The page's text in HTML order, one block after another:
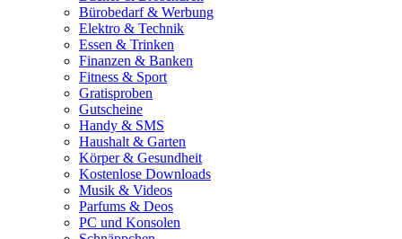
Bürobedarf & Werbung
Elektro & Technik
Essen & Trinken
Finanzen & Banken
Fitness & Sport
Gratisproben
Gutscheine
Handy & SMS
Haushalt & Garten
Körper & Gesundheit
Kostenlose Downloads
Musik & Videos
Parfums & Deos
PC und Konsolen